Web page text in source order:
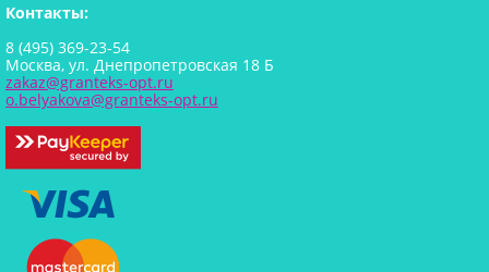
Контакты:
8 (495) 369-23-54
Москва, ул. Днепропетровская 18 Б
zakaz@granteks-opt.ru
o.belyakova@granteks-opt.ru